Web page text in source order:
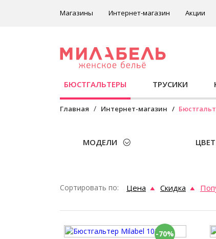
Магазины Интернет-магазин Акции
БЮСТГАЛЬТЕРЫ ТРУСИКИ
Главная Интернет-магазин
МОДЕЛИ ЦВЕТ
Сортировать по: Цена Скидка
-70%